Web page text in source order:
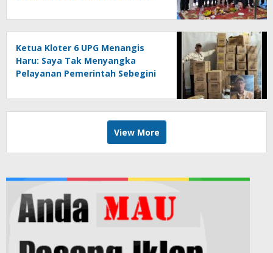
Ketua Kloter 6 UPG Menangis
Haru: Saya Tak Menyangka
Pelayanan Pemerintah Sebegini
View More